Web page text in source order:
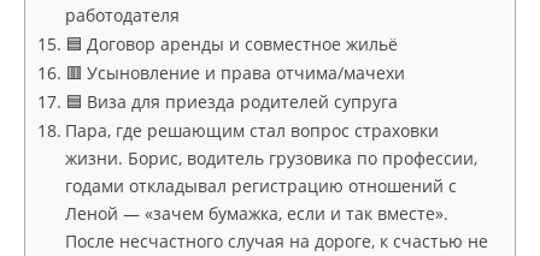
работодателя
🟦 Договор аренды и совместное жильё
🟥 Усыновление и права отчима/мачехи
🟦 Виза для приезда родителей супруга
Пара, где решающим стал вопрос страховки
жизни. Борис, водитель грузовика по профессии,
годами откладывал регистрацию отношений с
Леной — «зачем бумажка, если и так вместе».
После несчастного случая на дороге, к счастью не